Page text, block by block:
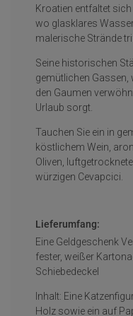
Kroatien entfaltet
wo glasklares
malerische Strände
Seine historischen
gemütlichen Gassen,
den Gaumen
Urlaub sorgt.
Tauchen Sie ein in
köstlichem Wein,
Oliven,
würzigen Cevapcici.
Lieferumfang:
Eine Geldgeschenk
fester, weißer
Schiebedeckel
Inhalt: Eine
Holz sowie ein auf